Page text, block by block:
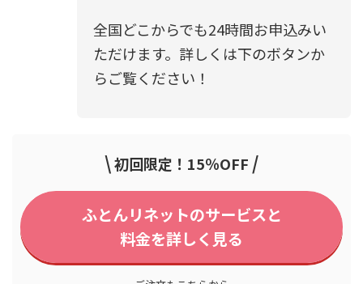
全国どこからでも24時間お申込みい
ただけます。詳しくは下のボタンか
らご覧ください！
\初回限定！15％OFF /
ふとんリネットのサービスと
料金を詳しく見る